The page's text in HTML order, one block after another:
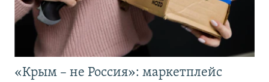
«Крым – не Россия»: маркетплейс